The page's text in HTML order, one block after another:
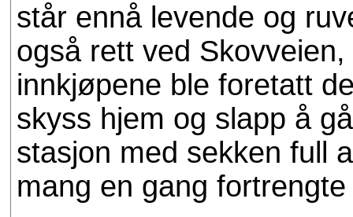
står ennå levende og
også rett ved
innkjøpene ble foretatt
skyss hjem og slapp å
stasjon med sekken full
mang en gang